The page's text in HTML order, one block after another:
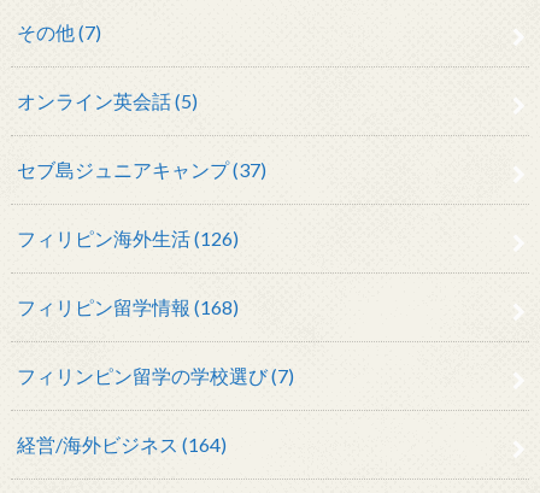
その他 (7)
オンライン英会話 (5)
セブ島ジュニアキャンプ (37)
フィリピン海外生活 (126)
フィリピン留学情報 (168)
フィリンピン留学の学校選び (7)
経営/海外ビジネス (164)